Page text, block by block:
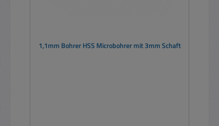
1,1mm Bohrer HSS Microbohrer mit 3mm Schaft